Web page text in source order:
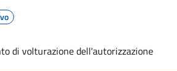
di volturazione dell'autorizzazione